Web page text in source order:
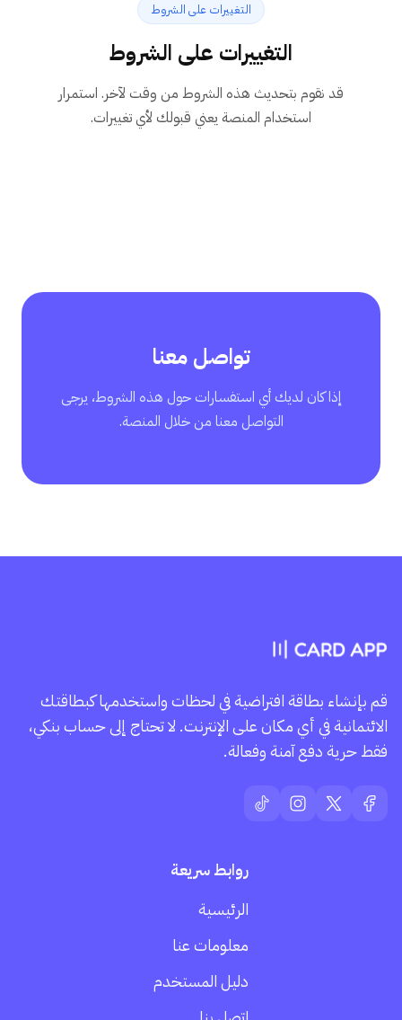
التغييرات على الشروط
التغييرات على الشروط
قد نقوم بتحديث هذه الشروط من وقت لآخر. استمرار
استخدام المنصة يعني قبولك لأي تغييرات.
تواصل معنا
إذا كان لديك أي استفسارات حول هذه الشروط، يرجى
التواصل معنا من خلال المنصة.
قم بإنشاء بطاقة افتراضية في لحظات واستخدمها كبطاقتك
الائتمانية في أي مكان على الإنترنت. لا تحتاج إلى حساب بنكي،
فقط حرية دفع آمنة وفعالة.
روابط سريعة
الرئيسية
معلومات عنا
دليل المستخدم